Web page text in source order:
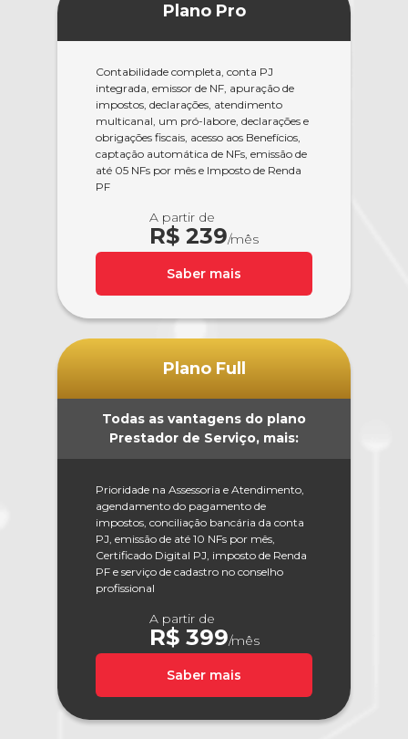
Plano Pro
Contabilidade completa, conta PJ
integrada, emissor de NF, apuração de
impostos, declarações, atendimento
multicanal, um pró-labore, declarações e
obrigações fiscais, acesso aos Benefícios,
captação automática de NFs, emissão de
até 05 NFs por mês e Imposto de Renda
PF
A partir de
R$ 239/mês
Saber mais
Plano Full
Todas as vantagens do plano
Prestador de Serviço, mais:
Prioridade na Assessoria e Atendimento,
agendamento do pagamento de
impostos, conciliação bancária da conta
PJ, emissão de até 10 NFs por mês,
Certificado Digital PJ, imposto de Renda
PF e serviço de cadastro no conselho
profissional
A partir de
R$ 399/mês
Saber mais